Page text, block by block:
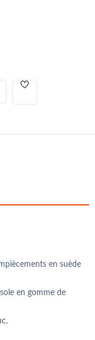
en suède
en gomme de